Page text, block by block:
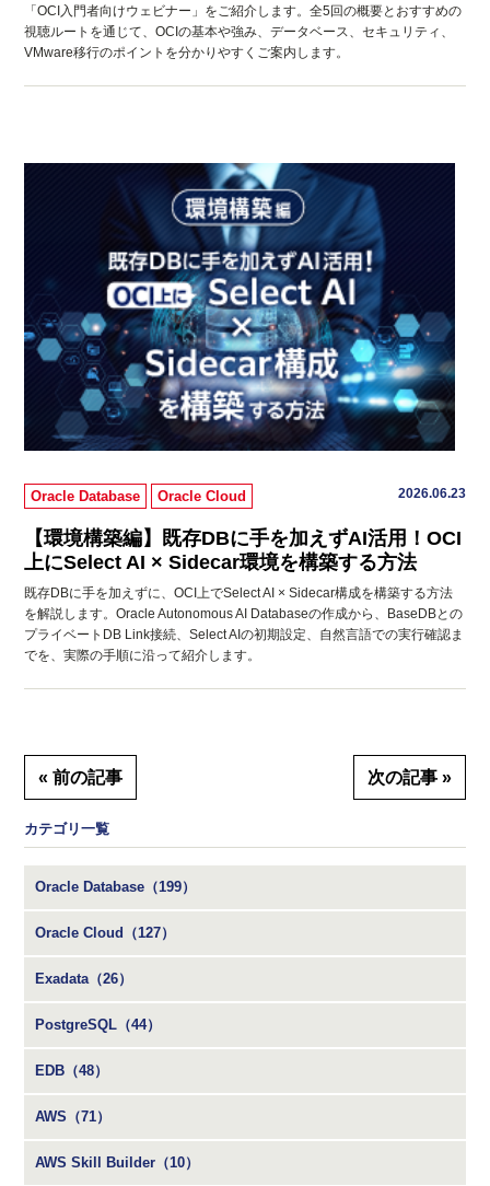
「OCI入門者向けウェビナー」をご紹介します。全5回の概要とおすすめの
視聴ルートを通じて、OCIの基本や強み、データベース、セキュリティ、
VMware移行のポイントを分かりやすくご案内します。
Oracle Database Oracle Cloud 2026.06.23
【環境構築編】既存DBに手を加えずAI活用！OCI
上にSelect AI × Sidecar環境を構築する方法
既存DBに手を加えずに、OCI上でSelect AI × Sidecar構成を構築する方法
を解説します。Oracle Autonomous AI Databaseの作成から、BaseDBとの
プライベートDB Link接続、Select AIの初期設定、自然言語での実行確認ま
でを、実際の手順に沿って紹介します。
« 前の記事 次の記事 »
カテゴリ一覧
Oracle Database（199）
Oracle Cloud（127）
Exadata（26）
PostgreSQL（44）
EDB（48）
AWS（71）
AWS Skill Builder（10）